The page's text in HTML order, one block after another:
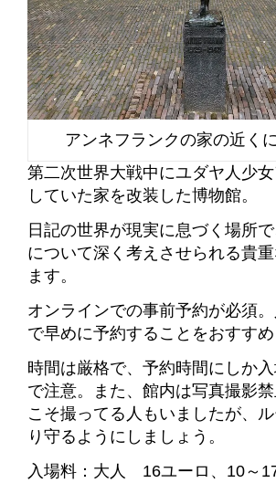
アンネフランクの家の近く
第二次世界大戦中にユダヤ人少
していた家を改装した博物館。
日記の世界が現実に息づく場所
について深く考えさせられる貴
ます。
オンラインでの事前予約が必須
で早めに予約することをおすすめ
時間は厳格で、予約時間にしか
で注意。また、館内は写真撮影
こそ撮ってる人もいましたが、
り守るようにしましょう。
入場料：大人 16ユーロ、 10～